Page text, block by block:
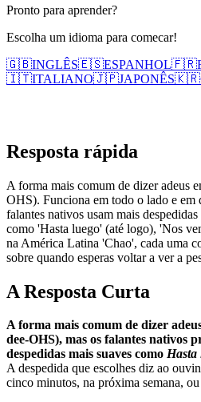
Pronto para aprender?
Escolha um idioma para comecar!
🇬🇧INGLÊS🇪🇸ESPANHOL🇫🇷
🇮🇹ITALIANO🇯🇵JAPONÊS🇰🇷
Resposta rápida
A forma mais comum de dizer adeus
OHS). Funciona em todo o lado e em
falantes nativos usam mais
como 'Hasta luego' (até logo), 'Nos
na América Latina 'Chao', cada uma
sobre quando esperas voltar a ver a
A Resposta Curta
A forma mais comum de dizer
dee-OHS), mas os falantes nativos
despedidas mais suaves como Hasta
A despedida que escolhes diz ao
cinco minutos, na próxima semana,